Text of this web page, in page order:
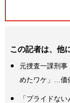
この記者は、他
元捜査一課刑
めたワケ」…価
「プライドな